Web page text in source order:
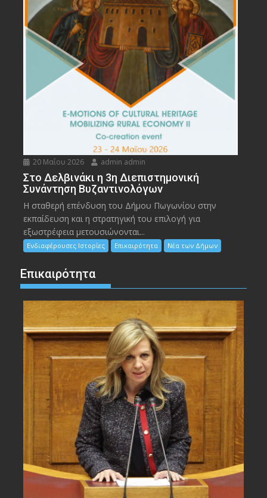
20 Μαΐου 2026 admin admin
Στο Δελβινάκι η 3η Διεπιστημονική
Συνάντηση Βυζαντινολόγων
Η σταθερή επένδυση του Δήμου Πωγωνίου στην
εκπαίδευση και η στρατηγική του επιλογή για
εξωστρέφεια μετουσιώνονται...
Ενδιαφέρουσες Ιστορίες Επικαιρότητα Νέα των Δήμων
Επικαιρότητα